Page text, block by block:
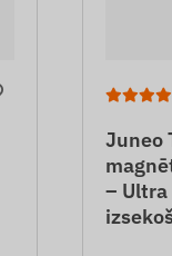
Juneo
–